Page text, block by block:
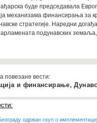
буде председавала
механизама финансирања за
стратегије. Наредни
подунавских
повезане вести:
и финансирање,
одржан скуп о